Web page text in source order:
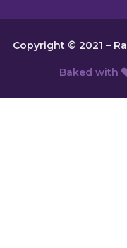
Copyright © 2021 –
Baked with